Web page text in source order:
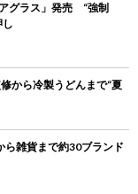
グラス」発売 “強制
から冷製うどんまで“夏
雑貨まで約30ブランド